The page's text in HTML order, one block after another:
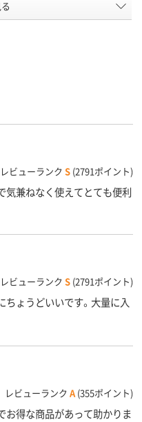
エチレン、
（ツルツルタイ
低密度ポリ
ン、LDPE（ツ
レビューランク S (2791ポイント)
気兼ねなく使えてとても便利
レビューランク S (2791ポイント)
ょうどいいです。大量に入
レビューランク A (355ポイント)
お得な商品があって助かりま